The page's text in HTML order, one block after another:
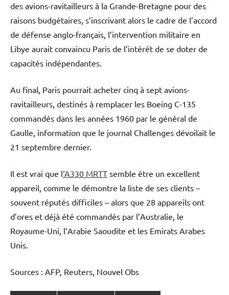
des avions-ravitailleurs à la Grande-Bretagne pour des
raisons budgétaires, s’inscrivant alors le cadre de l’accord
de défense anglo-français, l’intervention militaire en
Libye aurait convaincu Paris de l’intérêt de se doter de
capacités indépendantes.
Au final, Paris pourrait acheter cinq à sept avions-
ravitailleurs, destinés à remplacer les Boeing C-135
commandés dans les années 1960 par le général de
Gaulle, information que le journal Challenges dévoilait le
21 septembre dernier.
Il est vrai que l‘A330 MRTT semble être un excellent
appareil, comme le démontre la liste de ses clients –
souvent réputés difficiles – alors que 28 appareils ont
d’ores et déjà été commandés par l’Australie, le
Royaume-Uni, l’Arabie Saoudite et les Emirats Arabes
Unis.
Sources : AFP, Reuters, Nouvel Obs